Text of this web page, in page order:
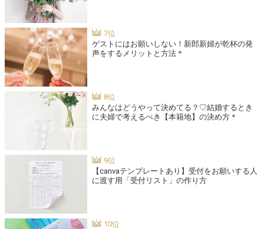
ゲストにはお願いしない！新郎新婦が乾杯の発
声をするメリットと方法＊
みんなはどうやって決めてる？♡結婚するとき
に夫婦で考えるべき【本籍地】の決め方＊
【canvaテンプレートあり】受付をお願いする人
に渡す用「受付リスト」の作り方